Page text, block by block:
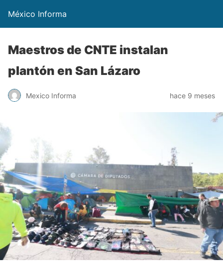
México Informa
Maestros de CNTE instalan
plantón en San Lázaro
Mexico Informa hace 9 meses